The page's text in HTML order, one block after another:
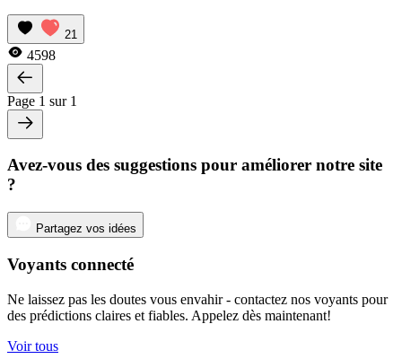
21
4598
Page 1 sur 1
Avez-vous des suggestions pour améliorer notre site
?
Partagez vos idées
Voyants connecté
Ne laissez pas les doutes vous envahir - contactez nos voyants pour
des prédictions claires et fiables. Appelez dès maintenant!
Voir tous